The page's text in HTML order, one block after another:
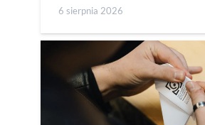
6 sierpnia 2026